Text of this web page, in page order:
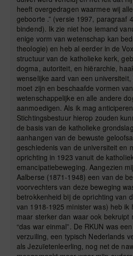
heeft overgedragen waarmee wij
geboorte .” (versie 1997, paragraaf
bindend). Ik zie niet hoe iemand
enige vorm van wetenschap kan
theologie) en heb al eerder in de
structuur van de katholieke kerk,
dogma, autoriteit, en hiërarchie,
wenselijke aard van een
moet zijn en beschaafde vormen
wetenschappelijke en alle andere
aanmoedigen. Als ik mag
Stichtingsbestuur hierop zouden
de basis van de katholieke
aanhangen van de bewuste
geschiedenis van de universiteit en
oprichting in 1923 vanuit de
emancipatiebeweging. Aangezien
Aalberse (1871-1948) een van de
voorvechters van deze beweging
betrokkenheid bij de oprichting van
van 1918-1925 minister was) heb ik
maar sterker dan waar ook bekruipt
“das war einmal”. De RKUN was
verzuiling, een typisch Nederlands
als Jezuïetenleerling, nog net de